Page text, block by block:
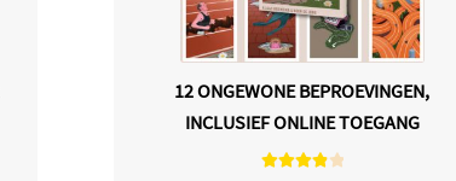
12 ONGEWONE BEPROEVINGEN,
INCLUSIEF ONLINE TOEGANG